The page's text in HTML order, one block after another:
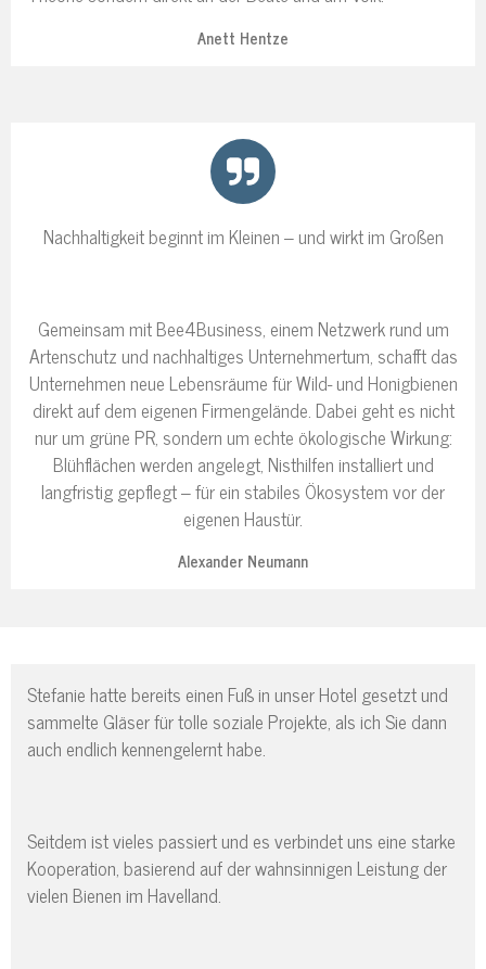
Anett Hentze
Nachhaltigkeit beginnt im Kleinen – und wirkt im Großen
Gemeinsam mit Bee4Business, einem Netzwerk rund um
Artenschutz und nachhaltiges Unternehmertum, schafft das
Unternehmen neue Lebensräume für Wild- und Honigbienen
direkt auf dem eigenen Firmengelände. Dabei geht es nicht
nur um grüne PR, sondern um echte ökologische Wirkung:
Blühflächen werden angelegt, Nisthilfen installiert und
langfristig gepflegt – für ein stabiles Ökosystem vor der
eigenen Haustür.
Alexander Neumann
Stefanie hatte bereits einen Fuß in unser Hotel gesetzt und
sammelte Gläser für tolle soziale Projekte, als ich Sie dann
auch endlich kennengelernt habe.
Seitdem ist vieles passiert und es verbindet uns eine starke
Kooperation, basierend auf der wahnsinnigen Leistung der
vielen Bienen im Havelland.